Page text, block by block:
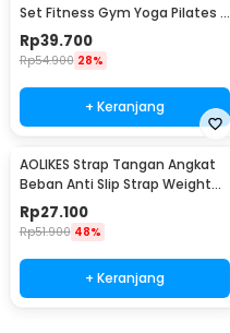
Set Fitness Gym Yoga Pilates 11
PCS - YR2-11
Rp39.700
Rp54.900 28%
+ Keranjang
AOLIKES Strap Tangan Angkat
Beban Anti Slip Strap Weight
Lifting 2 PCS - 7635
Rp27.100
Rp51.900 48%
+ Keranjang